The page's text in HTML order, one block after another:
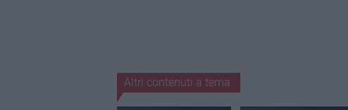
Altri contenuti a tema